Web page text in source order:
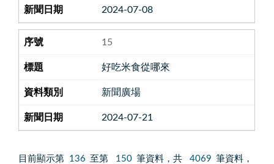
2024-07-08
15
好吃米食從哪來
新聞廣場
2024-07-21
目前顯示第 136 至第 150 筆資料，共 4069 筆資料，